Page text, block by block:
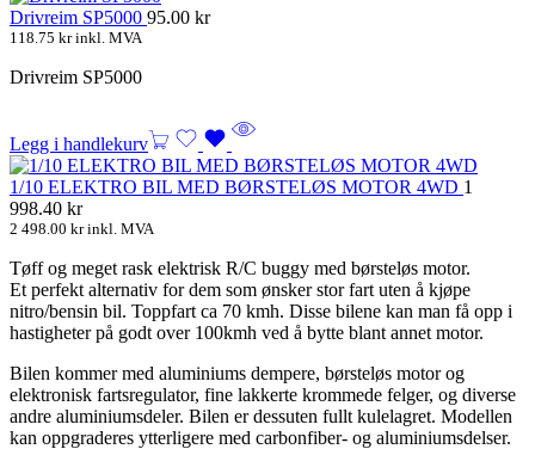
Drivreim SP5000 95.00 kr
118.75 krinkl. MVA
Drivreim SP5000
Legg i handlekurv
1/10 ELEKTRO BIL MED BØRSTELØS MOTOR 4WD 1
998.40 kr
2 498.00 krinkl. MVA
Tøff og meget rask elektrisk R/C buggy med børsteløs motor.
Et perfekt alternativ for dem som ønsker stor fart uten å kjøpe
nitro/bensin bil. Toppfart ca 70 kmh. Disse bilene kan man få opp i
hastigheter på godt over 100kmh ved å bytte blant annet motor.
Bilen kommer med aluminiums dempere, børsteløs motor og
elektronisk fartsregulator, fine lakkerte krommede felger, og diverse
andre aluminiumsdeler. Bilen er dessuten fullt kulelagret. Modellen
kan oppgraderes ytterligere med carbonfiber- og aluminiumsdelser.